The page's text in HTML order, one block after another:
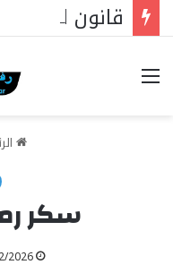
خيارات
سكر
2026